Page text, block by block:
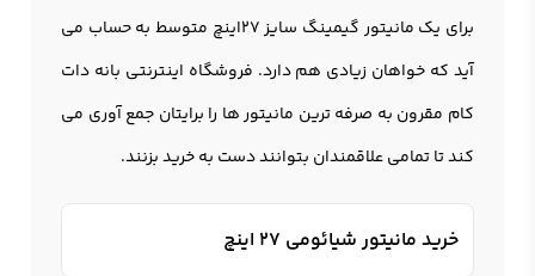
برای یک مانیتور گیمینگ سایز 27اینچ متوسط به حساب می
آید که خواهان زیادی هم دارد. فروشگاه اینترنتی بانه دات
کام مقرون به صرفه ترین مانيتور ها را برایتان جمع آوری می
کند تا تمامی علاقمندان بتوانند دست به خرید بزنند.
خرید مانیتور شیائومی 27 اینچ